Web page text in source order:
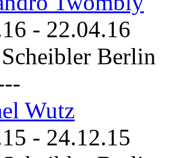
- 22.04.16
Berlin
Wutz
- 24.12.15